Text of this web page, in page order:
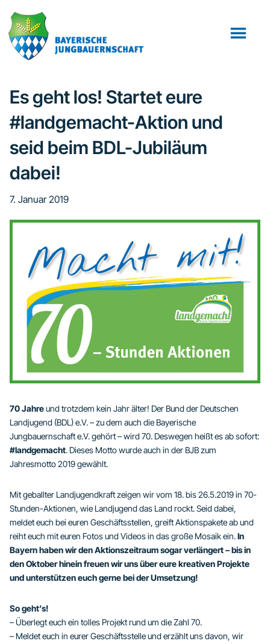
Inhalt
springen
Seitenspalte
springen
Fußzeile
springen
Es geht los! Startet eure
#landgemacht-Aktion und
seid beim BDL-Jubiläum
dabei!
7. Januar 2019
70 Jahreund trotzdem kein Jahr älter! Der Bund der Deutschen
Landjugend (BDL) e.V. – zu dem auch die Bayerische
Jungbauernschaft e.V. gehört – wird 70. Deswegen heißt es ab sofort:
#landgemacht. Dieses Motto wurde auch in der BJB zum
Jahresmotto 2019 gewählt.
Mit geballter Landjugendkraft zeigen wir vom 18. bis 26.5.2019 in 70-
Stunden-Aktionen, wie Landjugend das Land rockt. Seid dabei,
meldet euch bei euren Geschäftsstellen, greift Aktionspakete ab und
reiht euch mit euren Fotos und Videos in das große Mosaik ein.In
Bayern haben wir den Aktionszeitraum sogar verlängert – bis in
den Oktober hinein freuen wir uns über eure kreativen Projekte
und unterstützen euch gerne bei der Umsetzung!
So geht’s!
– Überlegt euch ein tolles Projekt rund um die Zahl 70.
– Meldet euch in eurer Geschäftsstelle und erzählt uns davon, wir